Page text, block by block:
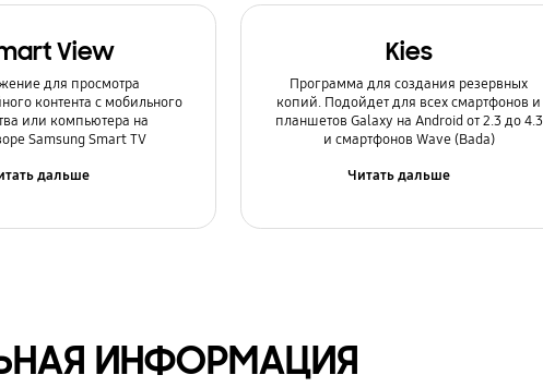
View
для просмотра
контента с мобильного
или компьютера на
Samsung Smart TV
дальше
Kies
Программа для создания резервных
копий. Подойдет для всех смартфонов и
планшетов Galaxy на Android от 2.3 до 4.3
и смартфонов Wave (Bada)
Читать дальше
ИНФОРМАЦИЯ